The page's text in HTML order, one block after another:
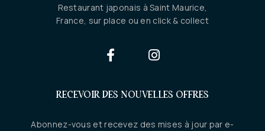
Restaurant japonais à Saint Maurice,
France, sur place ou en click & collect
RECEVOIR DES NOUVELLES OFFRES
Abonnez-vous et recevez des mises à jour par e-